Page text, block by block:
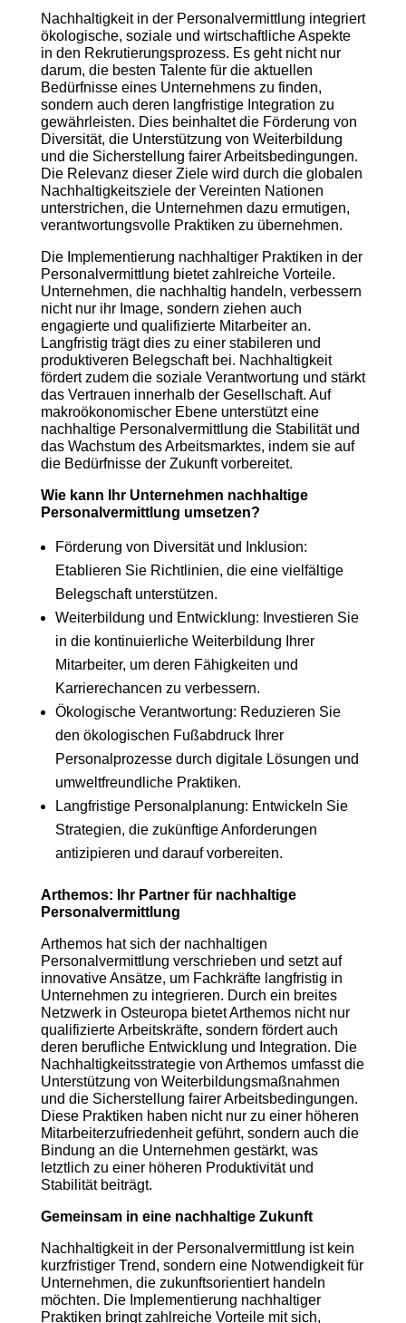
Nachhaltigkeit in der Personalvermittlung integriert
ökologische, soziale und wirtschaftliche Aspekte
in den Rekrutierungsprozess. Es geht nicht nur
darum, die besten Talente für die aktuellen
Bedürfnisse eines Unternehmens zu finden,
sondern auch deren langfristige Integration zu
gewährleisten. Dies beinhaltet die Förderung von
Diversität, die Unterstützung von Weiterbildung
und die Sicherstellung fairer Arbeitsbedingungen.
Die Relevanz dieser Ziele wird durch die globalen
Nachhaltigkeitsziele der Vereinten Nationen
unterstrichen, die Unternehmen dazu ermutigen,
verantwortungsvolle Praktiken zu übernehmen.
Die Implementierung nachhaltiger Praktiken in der
Personalvermittlung bietet zahlreiche Vorteile.
Unternehmen, die nachhaltig handeln, verbessern
nicht nur ihr Image, sondern ziehen auch
engagierte und qualifizierte Mitarbeiter an.
Langfristig trägt dies zu einer stabileren und
produktiveren Belegschaft bei. Nachhaltigkeit
fördert zudem die soziale Verantwortung und stärkt
das Vertrauen innerhalb der Gesellschaft. Auf
makroökonomischer Ebene unterstützt eine
nachhaltige Personalvermittlung die Stabilität und
das Wachstum des Arbeitsmarktes, indem sie auf
die Bedürfnisse der Zukunft vorbereitet.
Wie kann Ihr Unternehmen nachhaltige
Personalvermittlung umsetzen?
Förderung von Diversität und Inklusion:
Etablieren Sie Richtlinien, die eine vielfältige
Belegschaft unterstützen.
Weiterbildung und Entwicklung: Investieren Sie
in die kontinuierliche Weiterbildung Ihrer
Mitarbeiter, um deren Fähigkeiten und
Karrierechancen zu verbessern.
Ökologische Verantwortung: Reduzieren Sie
den ökologischen Fußabdruck Ihrer
Personalprozesse durch digitale Lösungen und
umweltfreundliche Praktiken.
Langfristige Personalplanung: Entwickeln Sie
Strategien, die zukünftige Anforderungen
antizipieren und darauf vorbereiten.
Arthemos: Ihr Partner für nachhaltige
Personalvermittlung
Arthemos hat sich der nachhaltigen
Personalvermittlung verschrieben und setzt auf
innovative Ansätze, um Fachkräfte langfristig in
Unternehmen zu integrieren. Durch ein breites
Netzwerk in Osteuropa bietet Arthemos nicht nur
qualifizierte Arbeitskräfte, sondern fördert auch
deren berufliche Entwicklung und Integration. Die
Nachhaltigkeitsstrategie von Arthemos umfasst die
Unterstützung von Weiterbildungsmaßnahmen
und die Sicherstellung fairer Arbeitsbedingungen.
Diese Praktiken haben nicht nur zu einer höheren
Mitarbeiterzufriedenheit geführt, sondern auch die
Bindung an die Unternehmen gestärkt, was
letztlich zu einer höheren Produktivität und
Stabilität beiträgt.
Gemeinsam in eine nachhaltige Zukunft
Nachhaltigkeit in der Personalvermittlung ist kein
kurzfristiger Trend, sondern eine Notwendigkeit für
Unternehmen, die zukunftsorientiert handeln
möchten. Die Implementierung nachhaltiger
Praktiken bringt zahlreiche Vorteile mit sich,